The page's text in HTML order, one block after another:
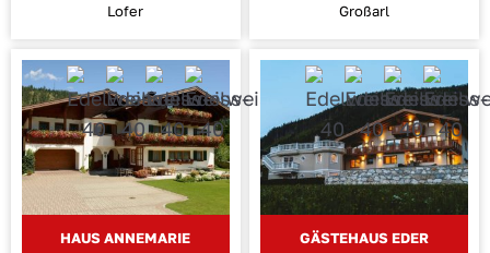
Lofer Großarl
HAUS ANNEMARIE GÄSTEHAUS EDER